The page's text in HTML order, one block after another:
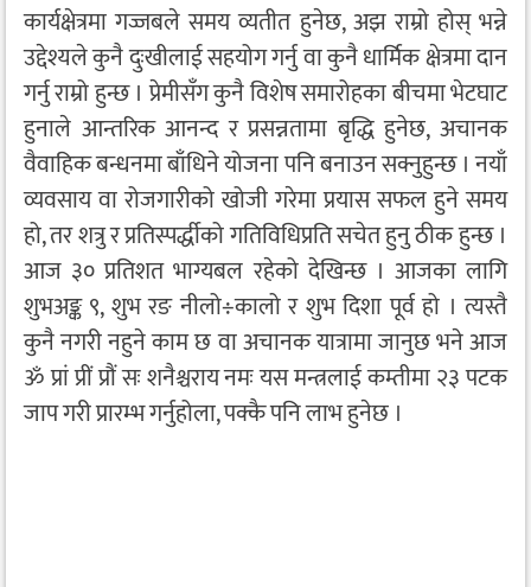
कार्यक्षेत्रमा गज्जबले समय व्यतीत हुनेछ, अझ राम्रो होस् भन्ने
उद्देश्यले कुनै दुःखीलाई सहयोग गर्नु वा कुनै धार्मिक क्षेत्रमा दान
गर्नु राम्रो हुन्छ । प्रेमीसँग कुनै विशेष समारोहका बीचमा भेटघाट
हुनाले आन्तरिक आनन्द र प्रसन्नतामा बृद्धि हुनेछ, अचानक
वैवाहिक बन्धनमा बाँधिने योजना पनि बनाउन सक्नुहुन्छ । नयाँ
व्यवसाय वा रोजगारीको खोजी गरेमा प्रयास सफल हुने समय
हो, तर शत्रु र प्रतिस्पर्द्धीको गतिविधिप्रति सचेत हुनु ठीक हुन्छ ।
आज ३० प्रतिशत भाग्यबल रहेको देखिन्छ । आजका लागि
शुभअङ्क ९, शुभ रङ नीलो÷कालो र शुभ दिशा पूर्व हो । त्यस्तै
कुनै नगरी नहुने काम छ वा अचानक यात्रामा जानुछ भने आज
ॐ प्रां प्रीं प्रौं सः शनैश्चराय नमः यस मन्त्रलाई कम्तीमा २३ पटक
जाप गरी प्रारम्भ गर्नुहोला, पक्कै पनि लाभ हुनेछ ।